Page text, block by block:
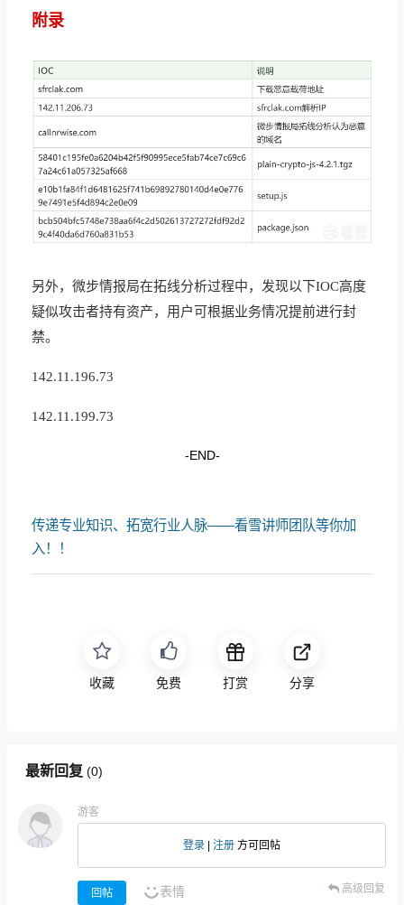
附录
另外， 微步情报局在拓线分析过程中， 发现以下IOC高度
疑似攻击者持有资产， 用户可根据业务情况提前进行封
禁。
142.11.196.73
142.11.199.73
-END-
传递专业知识、拓宽行业人脉——看雪讲师团队等你加
入！！
收藏 免费 打赏 分享
最新回复 (0)
游客
登录 注册 方可回帖
回帖 表情 高级回复